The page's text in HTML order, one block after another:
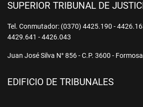
SUPERIOR TRIBUNAL DE
Tel. Conmutador: (0370) 4425.190 -
4429.641 - 4426.043
Juan José Silva N° 856 - C.P. 3600 - Formosa
EDIFICIO DE TRIBUNALES